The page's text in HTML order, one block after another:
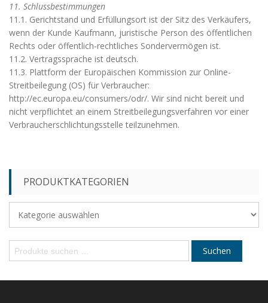
11. Schlussbestimmungen
11.1. Gerichtstand und Erfüllungsort ist der Sitz des Verkäufers,
wenn der Kunde Kaufmann, juristische Person des öffentlichen
Rechts oder öffentlich-rechtliches Sondervermögen ist.
11.2. Vertragssprache ist deutsch.
11.3. Plattform der Europäischen Kommission zur Online-
Streitbeilegung (OS) für Verbraucher:
http://ec.europa.eu/consumers/odr/. Wir sind nicht bereit und
nicht verpflichtet an einem Streitbeilegungsverfahren vor einer
Verbraucherschlichtungsstelle teilzunehmen.
PRODUKTKATEGORIEN
h
Suchen